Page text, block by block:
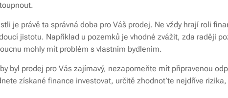
je právě ta správná doba pro Váš prodej. Ne vždy hrají roli
jistotu. Například u pozemků je vhodné zvážit, zda raději
mohly mít problém s vlastním bydlením.
byl prodej pro Vás zajímavý, nezapomeňte mít připravenou
získané finance investovat, určitě zhodnoťte nejdříve